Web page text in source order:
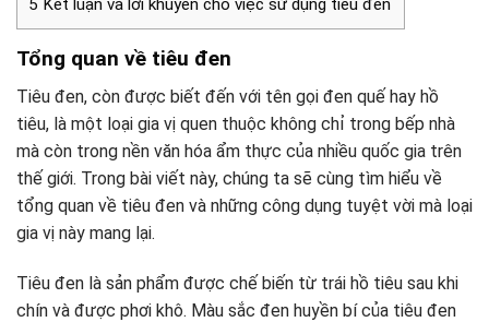
5 Kết luận và lời khuyên cho việc sử dụng tiêu đen
Tổng quan về tiêu đen
Tiêu đen, còn được biết đến với tên gọi đen quế hay hồ
tiêu, là một loại gia vị quen thuộc không chỉ trong bếp nhà
mà còn trong nền văn hóa ẩm thực của nhiều quốc gia trên
thế giới. Trong bài viết này, chúng ta sẽ cùng tìm hiểu về
tổng quan về tiêu đen và những công dụng tuyệt vời mà loại
gia vị này mang lại.
Tiêu đen là sản phẩm được chế biến từ trái hồ tiêu sau khi
chín và được phơi khô. Màu sắc đen huyền bí của tiêu đen